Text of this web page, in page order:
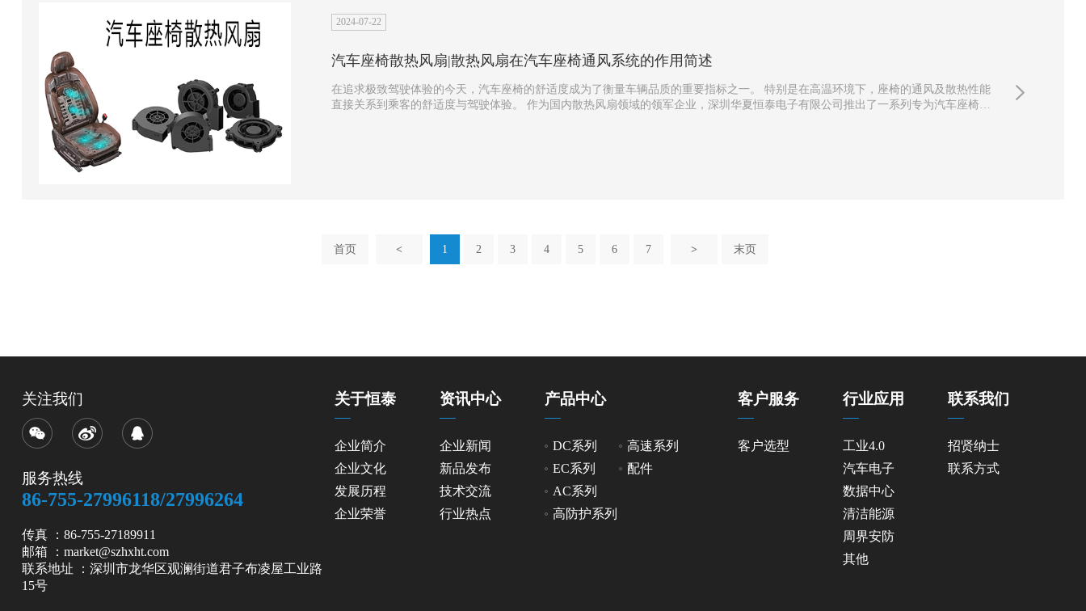
2024-07-22
汽车座椅散热风扇|散热风扇在汽车座椅通风系统的作用简述
在追求极致驾驶体验的今天，汽车座椅的舒适度成为了衡量车辆品质的重要指标之一。 特别是在高温环境下，座椅的通风及散热性能
直接关系到乘客的舒适度与驾驶体验。 作为国内散热风扇领域的领军企业，深圳华夏恒泰电子有限公司推出了一系列专为汽车座椅设
首页 < 1 2 3 4 5 6 7 > 末页
关于恒泰
企业简介
企业文化
发展历程
企业荣誉
资讯中心
企业新闻
新品发布
技术交流
行业热点
产品中心
DC系列
EC系列
AC系列
高防护系列
高速系列
配件
客户服务
客户选型
行业应用
工业4.0
汽车电子
数据中心
清洁能源
周界安防
其他
联系我们
招贤纳士
联系方式
关注我们
服务热线
86-755-27996118/27996264
传真 ：86-755-27189911
邮箱 ：market@szhxht.com
联系地址 ：深圳市龙华区观澜街道君子布凌屋工业路
15号